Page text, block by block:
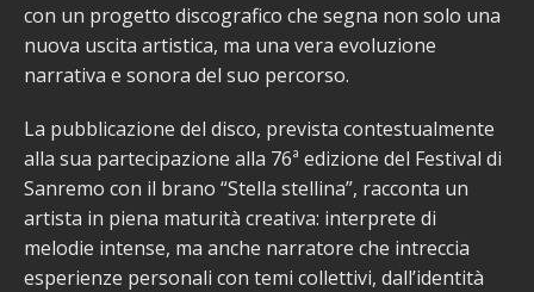
con un progetto discografico che segna non solo una
nuova uscita artistica, ma una vera evoluzione
narrativa e sonora del suo percorso.
La pubblicazione del disco, prevista contestualmente
alla sua partecipazione alla 76ª edizione del Festival di
Sanremo con il brano “Stella stellina”, racconta un
artista in piena maturità creativa: interprete di
melodie intense, ma anche narratore che intreccia
esperienze personali con temi collettivi, dall’identità